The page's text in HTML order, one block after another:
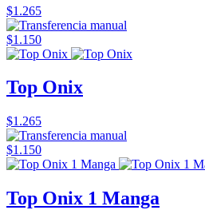
$1.265
$1.150
Top Onix
$1.265
$1.150
Top Onix 1 Manga